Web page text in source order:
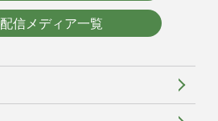
配信メディア一覧